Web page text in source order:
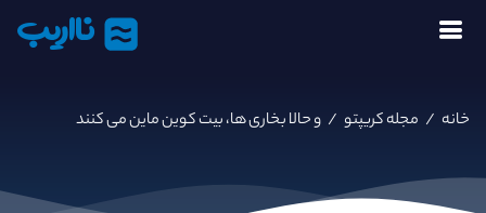
نااریب
خانه / مجله کریپتو / و حالا بخاری ها، بیت کوین ماین می کنند